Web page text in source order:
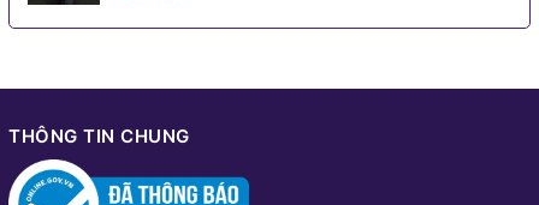
THÔNG TIN CHUNG